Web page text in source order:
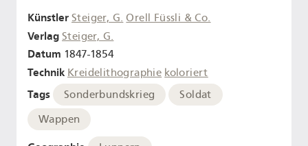
Künstler Steiger, G. Orell Füssli & Co.
Verlag Steiger, G.
Datum 1847-1854
Technik Kreidelithographie koloriert
Tags Sonderbundskrieg
Soldat
Wappen